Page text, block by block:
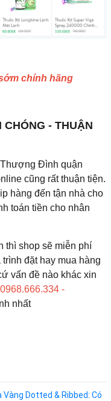
chính hãng
- THUẬN
Đình quận
cũng rất thuận tiện.
hàng đến tận nhà cho
toán tiền cho nhân
thì shop sẽ miễn phí
đặt hay mua hàng
vấn đề nào khác xin
0968.666.334 -
nhất
Vàng Dotted & Ribbed: Có